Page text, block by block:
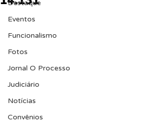
Destaque
Eventos
Funcionalismo
Fotos
Jornal O Processo
Judiciário
Notícias
Convênios